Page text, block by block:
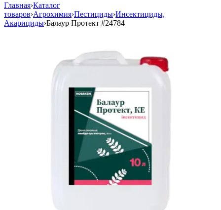
Главная›Каталог
товаров›Агрохимия›Пестициды›Инсектициды,
Акарициды›Балаур Протект #24784